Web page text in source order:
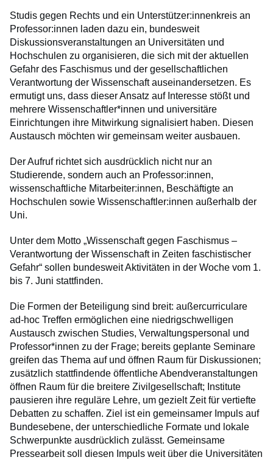
Studis gegen Rechts und ein Unterstützer:innenkreis an
Professor:innen laden dazu ein, bundesweit
Diskussionsveranstaltungen an Universitäten und
Hochschulen zu organisieren, die sich mit der aktuellen
Gefahr des Faschismus und der gesellschaftlichen
Verantwortung der Wissenschaft auseinandersetzen. Es
ermutigt uns, dass dieser Ansatz auf Interesse stößt und
mehrere Wissenschaftler*innen und universitäre
Einrichtungen ihre Mitwirkung signalisiert haben. Diesen
Austausch möchten wir gemeinsam weiter ausbauen.
Der Aufruf richtet sich ausdrücklich nicht nur an
Studierende, sondern auch an Professor:innen,
wissenschaftliche Mitarbeiter:innen, Beschäftigte an
Hochschulen sowie Wissenschaftler:innen außerhalb der
Uni.
Unter dem Motto „Wissenschaft gegen Faschismus –
Verantwortung der Wissenschaft in Zeiten faschistischer
Gefahr“ sollen bundesweit Aktivitäten in der Woche vom 1.
bis 7. Juni stattfinden.
Die Formen der Beteiligung sind breit: außercurriculare
ad-hoc Treffen ermöglichen eine niedrigschwelligen
Austausch zwischen Studies, Verwaltungspersonal und
Professor*innen zu der Frage; bereits geplante Seminare
greifen das Thema auf und öffnen Raum für Diskussionen;
zusätzlich stattfindende öffentliche Abendveranstaltungen
öffnen Raum für die breitere Zivilgesellschaft; Institute
pausieren ihre reguläre Lehre, um gezielt Zeit für vertiefte
Debatten zu schaffen. Ziel ist ein gemeinsamer Impuls auf
Bundesebene, der unterschiedliche Formate und lokale
Schwerpunkte ausdrücklich zulässt. Gemeinsame
Pressearbeit soll diesen Impuls weit über die Universitäten